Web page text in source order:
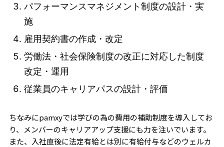
パフォーマンスマネジメント制度の設計・実
施
雇用契約書の作成・改定
労働法・社会保険制度の改正に対応した制度
改定・運用
従業員のキャリアパスの設計・評価
ちなみにpamxyでは学びの為の費用の補助制度を導入してお
り、メンバーのキャリアアップ支援にも力を注いでいます。
また、入社直後に法定有給とは別に有給付与などのウェルカ